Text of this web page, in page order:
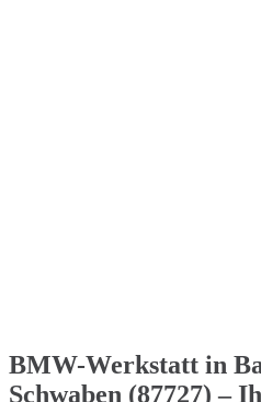
BMW-Werkstatt in
Schwaben (87727) –